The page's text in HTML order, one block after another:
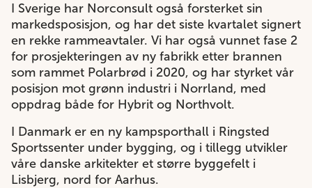
I Sverige har Norconsult også forsterket sin
markedsposisjon, og har det siste kvartalet signert
en rekke rammeavtaler. Vi har også vunnet fase 2
for prosjekteringen av ny fabrikk etter brannen
som rammet Polarbrød i 2020, og har styrket vår
posisjon mot grønn industri i Norrland, med
oppdrag både for Hybrit og Northvolt.
I Danmark er en ny kampsporthall i Ringsted
Sportssenter under bygging, og i tillegg utvikler
våre danske arkitekter et større byggefelt i
Lisbjerg, nord for Aarhus.